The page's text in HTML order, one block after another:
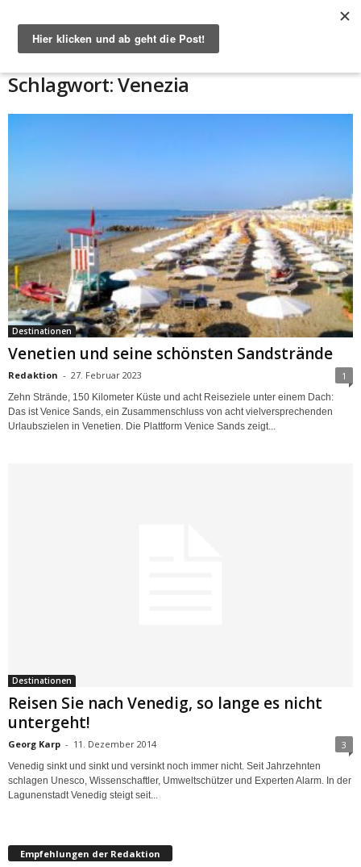
Schlagwort: Venezia
Destinationen
Venetien und seine schönsten Sandstrände
Redaktion - 27. Februar 2023 1
Zehn Strände, 150 Kilometer Küste und acht Reiseziele unter einem Dach:
Das ist Venice Sands, ein Zusammenschluss von acht vielversprechenden
Urlaubszielen in Venetien. Die Plattform Venice Sands zeigt...
Destinationen
Reisen Sie nach Venedig, so lange es nicht
untergeht!
Georg Karp - 11. Dezember 2014 3
Venedig sinkt und sinkt und versinkt noch immer nicht. Seit Jahrzehnten
schlagen Unesco, Wis­sen­schaftler, Umweltschützer und Experten Alarm. In der
Lagunenstadt Venedig steigt seit...
Empfehlungen der Redaktion